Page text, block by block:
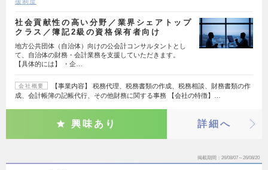
社会貢献性の高い分野／業界シェアトップ
クラス／簿記2級の資格保有者向け
地方公共団体（自治体）向けの公会計コンサルタントとし
て、自治体の財務・会計業務を支援していただきます。
【具体的には】 ・企…
会社概要
【事業内容】 税務代理、税務書類の作成、税務相談、財務書類の作
成、会計帳簿の記帳代行、その他財務に関する事務 【会社の特徴】…
興味あり 詳細へ
掲載期間 26/08/07～26/08/20